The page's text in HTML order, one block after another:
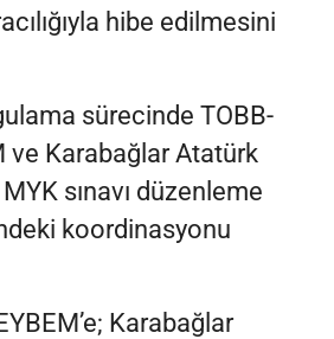
hibe edilmesini
sürecinde TOBB-
ve Karabağlar Atatürk
sınavı düzenleme
koordinasyonu
Karabağlar